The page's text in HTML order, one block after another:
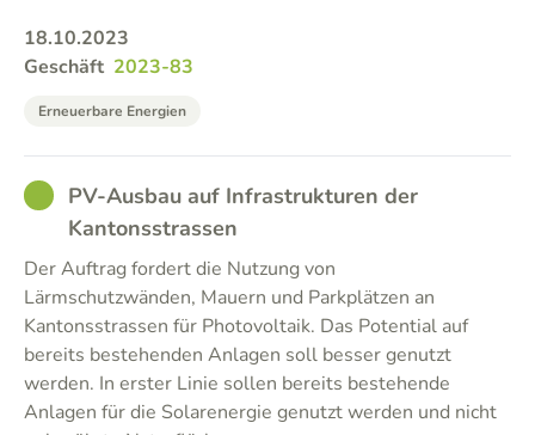
18.10.2023
Geschäft 2023-83
Erneuerbare Energien
GOODPV-Ausbau auf Infrastrukturen der
Kantonsstrassen
Der Auftrag fordert die Nutzung von
Lärmschutzwänden, Mauern und Parkplätzen an
Kantonsstrassen für Photovoltaik. Das Potential auf
bereits bestehenden Anlagen soll besser genutzt
werden. In erster Linie sollen bereits bestehende
Anlagen für die Solarenergie genutzt werden und nicht